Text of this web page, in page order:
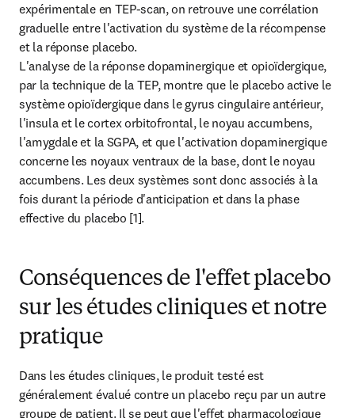
expérimentale en TEP-scan, on retrouve une corrélation
graduelle entre l'activation du système de la récompense
et la réponse placebo.
L'analyse de la réponse dopaminergique et opioïdergique,
par la technique de la TEP, montre que le placebo active le
système opioïdergique dans le gyrus cingulaire antérieur,
l'insula et le cortex orbitofrontal, le noyau accumbens,
l'amygdale et la SGPA, et que l'activation dopaminergique
concerne les noyaux ventraux de la base, dont le noyau
accumbens. Les deux systèmes sont donc associés à la
fois durant la période d'anticipation et dans la phase
effective du placebo [1].
Conséquences de l'effet placebo
sur les études cliniques et notre
pratique
Dans les études cliniques, le produit testé est
généralement évalué contre un placebo reçu par un autre
groupe de patient. Il se peut que l'effet pharmacologique